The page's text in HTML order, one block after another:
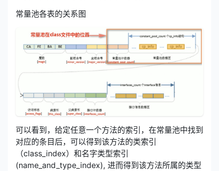
常量池各表的关系图
可以看到，给定任意一个方法的索引，在常量池中找到
对应的条目后，可以得到该方法的类索引
（class_index）和名字类型索引
(name_and_type_index), 进而得到该方法所属的类型